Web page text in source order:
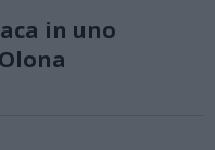
in uno